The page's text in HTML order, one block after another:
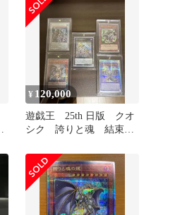
¥ 120,000
遊戯王 25th 日版 クオ
シク 誇りと魂 結束と